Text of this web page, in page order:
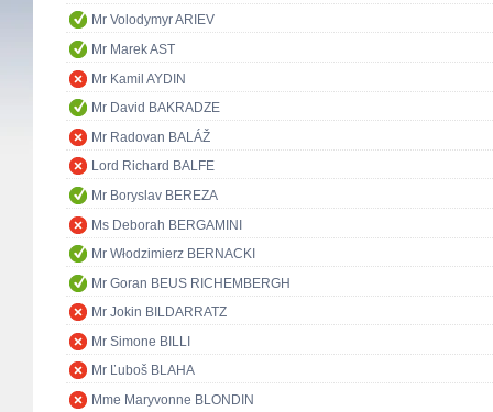
Mr Volodymyr ARIEV
Mr Marek AST
Mr Kamil AYDIN
Mr David BAKRADZE
Mr Radovan BALÁŽ
Lord Richard BALFE
Mr Boryslav BEREZA
Ms Deborah BERGAMINI
Mr Włodzimierz BERNACKI
Mr Goran BEUS RICHEMBERGH
Mr Jokin BILDARRATZ
Mr Simone BILLI
Mr Ľuboš BLAHA
Mme Maryvonne BLONDIN